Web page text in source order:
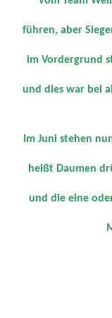
führen, aber
im Vordergrund
und dies war bei
Im Juni stehen
heißt Daumen
und die eine